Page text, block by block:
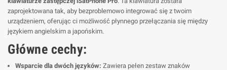
zaprojektowana tak, aby bezproblemowo integrować się z twoim
urządzeniem, oferując ci możliwość płynnego przełączania się między
językiem angielskim a japońskim.
Główne cechy:
Wsparcie dla dwóch języków: Zawiera pełen zestaw znaków